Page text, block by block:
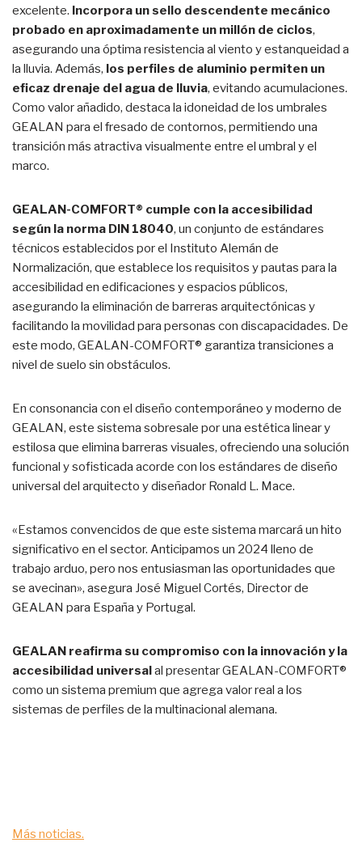
excelente. Incorpora un sello descendente mecánico
probado en aproximadamente un millón de ciclos,
asegurando una óptima resistencia al viento y estanqueidad a
la lluvia. Además, los perfiles de aluminio permiten un
eficaz drenaje del agua de lluvia, evitando acumulaciones.
Como valor añadido, destaca la idoneidad de los umbrales
GEALAN para el fresado de contornos, permitiendo una
transición más atractiva visualmente entre el umbral y el
marco.
GEALAN-COMFORT® cumple con la accesibilidad
según la norma DIN 18040, un conjunto de estándares
técnicos establecidos por el Instituto Alemán de
Normalización, que establece los requisitos y pautas para la
accesibilidad en edificaciones y espacios públicos,
asegurando la eliminación de barreras arquitectónicas y
facilitando la movilidad para personas con discapacidades. De
este modo, GEALAN-COMFORT® garantiza transiciones a
nivel de suelo sin obstáculos.
En consonancia con el diseño contemporáneo y moderno de
GEALAN, este sistema sobresale por una estética linear y
estilosa que elimina barreras visuales, ofreciendo una solución
funcional y sofisticada acorde con los estándares de diseño
universal del arquitecto y diseñador Ronald L. Mace.
«Estamos convencidos de que este sistema marcará un hito
significativo en el sector. Anticipamos un 2024 lleno de
trabajo arduo, pero nos entusiasman las oportunidades que
se avecinan», asegura José Miguel Cortés, Director de
GEALAN para España y Portugal.
GEALAN reafirma su compromiso con la innovación y la
accesibilidad universalal presentar GEALAN-COMFORT®
como un sistema premium que agrega valor real a los
sistemas de perfiles de la multinacional alemana.
Más noticias.